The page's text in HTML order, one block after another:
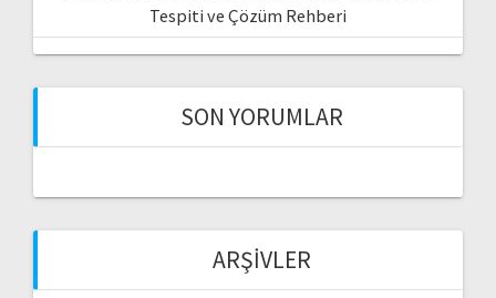
Tespiti ve Çözüm Rehberi
SON YORUMLAR
ARŞIVLER